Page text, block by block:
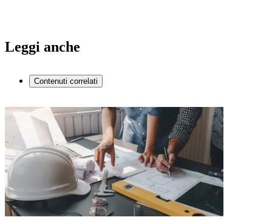
Leggi anche
Contenuti correlati